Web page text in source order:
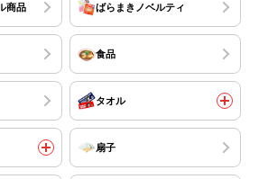
商品 ばらまきノベルティ
食品
タオル
扇子